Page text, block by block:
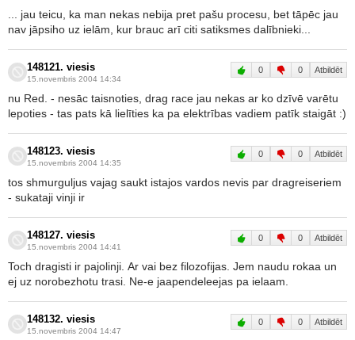
... jau teicu, ka man nekas nebija pret pašu procesu, bet tāpēc jau
nav jāpsiho uz ielām, kur brauc arī citi satiksmes dalībnieki...
148121. viesis
15.novembris 2004 14:34
0 0 Atbildēt
nu Red. - nesāc taisnoties, drag race jau nekas ar ko dzīvē varētu
lepoties - tas pats kā lielīties ka pa elektrības vadiem patīk staigāt :)
148123. viesis
15.novembris 2004 14:35
0 0 Atbildēt
tos shmurguljus vajag saukt istajos vardos nevis par dragreiseriem
- sukataji vinji ir
148127. viesis
15.novembris 2004 14:41
0 0 Atbildēt
Toch dragisti ir pajolinji. Ar vai bez filozofijas. Jem naudu rokaa un
ej uz norobezhotu trasi. Ne-e jaapendeleejas pa ielaam.
148132. viesis
15.novembris 2004 14:47
0 0 Atbildēt